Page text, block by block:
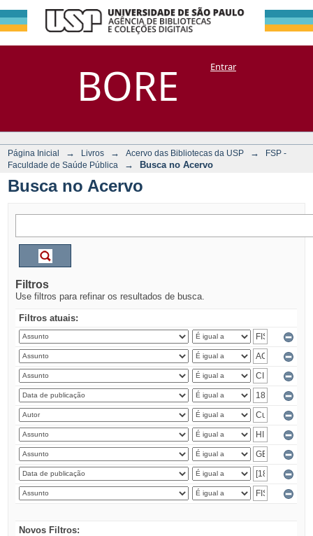
BORE
Busca no Acervo
DSpace/Manakin + CoriscoEntrar
Página Inicial → Livros → Acervo das Bibliotecas da USP →
FSP -
Faculdade de Saúde Pública
→ Busca no Acervo
Busca no Acervo
Filtros
Use filtros para refinar os resultados de busca.
Filtros atuais:
Novos Filtros: